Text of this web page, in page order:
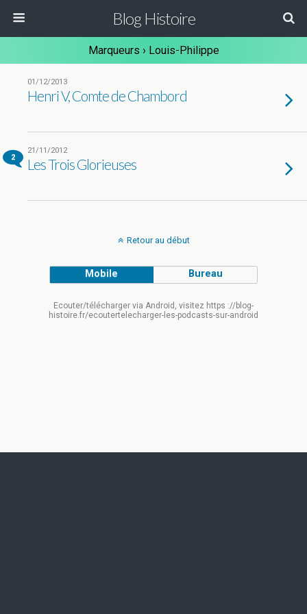
Blog Histoire
Marqueurs › Louis-Philippe
01/12/2013
Henri V, Comte de Chambord
2
21/11/2012
Les Trois Glorieuses
Retour au début
Mobile Bureau
Ecouter/télécharger via Android, visitez https ://blog-
histoire.fr/ecoutertelecharger-les-podcasts-sur-android